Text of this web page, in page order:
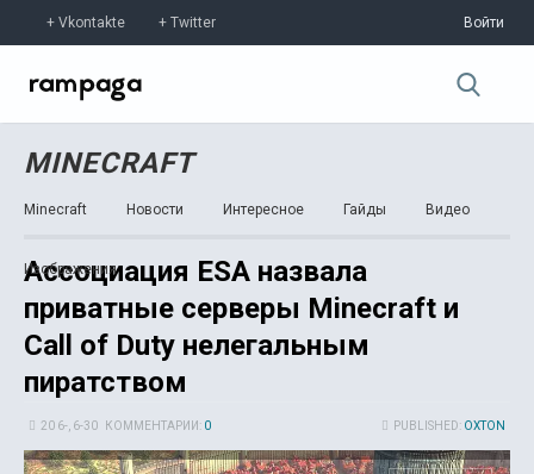
Vkontakte Twitter Войти
MINECRAFT
Minecraft Новости Интересное Гайды Видео
Изображения
Ассоциация ESA назвала
приватные серверы Minecraft и
Call of Duty нелегальным
пиратством
PUBLISHED: OXTON
20 6-, 6-30 КОММЕНТАРИИ: 0